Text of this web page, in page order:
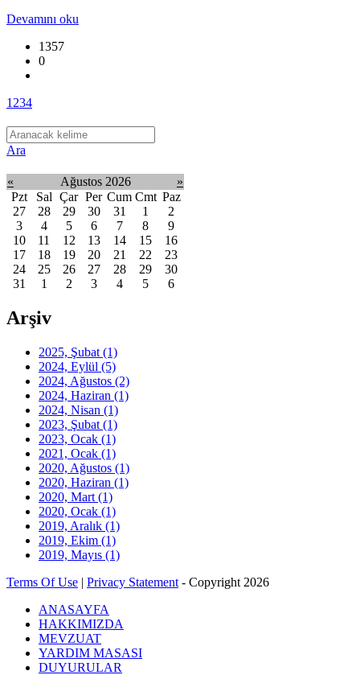
Devamını oku
1357
0
1234
Ara
« Ağustos 2026
»
Pzt
Sal Çar Per Cum Cmt Paz
27
28 29 30 31 1
2
3
4 5 6 7 8
9
10
11 12 13 14 15
16
17
18 19 20 21 22
23
24
25 26 27 28 29
30
31
1 2 3 4 5 6
Arşiv
2025, Şubat (1)
2024, Eylül (5)
2024, Ağustos (2)
2024, Haziran (1)
2024, Nisan (1)
2023, Şubat (1)
2023, Ocak (1)
2021, Ocak (1)
2020, Ağustos (1)
2020, Haziran (1)
2020, Mart (1)
2020, Ocak (1)
2019, Aralık (1)
2019, Ekim (1)
2019, Mayıs (1)
Terms Of Use | Privacy Statement - Copyright 2026
ANASAYFA
HAKKIMIZDA
MEVZUAT
YARDIM MASASI
DUYURULAR